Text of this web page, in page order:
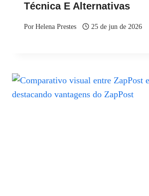
Técnica E Alternativas
PorHelena Prestes 25 de jun de 2026